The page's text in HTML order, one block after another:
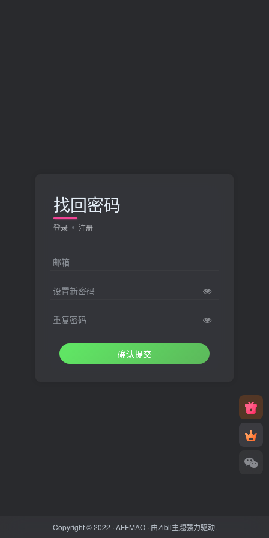
找回密码
登录 注册
邮箱
设置新密码
重复密码
确认提交
Copyright © 2022 ·AFFMAO· 由Zibll主题强力驱动.